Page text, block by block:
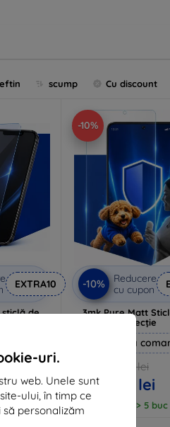
uri.
web. Unele sunt
ului, în timp ce
personalizăm
scump Cu discount
EXTRA10
sticlă de
-10%
-10%
Reducere
cu cupon
3mk Pure Matt
protecție
Realizat la
63 lei
57 lei
În stoc > 5 buc